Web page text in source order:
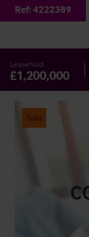
Ref: 4222389
Leasehold
£1,200,000
Sold